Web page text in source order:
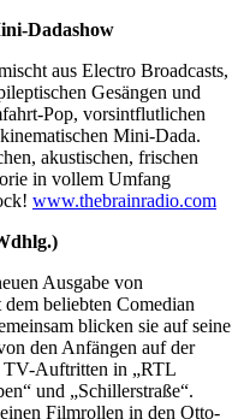
Dadashow
aus Electro Broadcasts,
Gesängen und
Pop, vorsintflutlichen
Mini-Dada.
akustischen, frischen
in vollem Umfang
www.thebrainradio.com
Ausgabe von
beliebten Comedian
blicken sie auf seine
den Anfängen auf der
TV-Auftritten in „RTL
und „Schillerstraße“.
Filmrollen in den Otto-